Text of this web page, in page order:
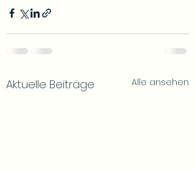
Aktuelle Beiträge Alle ansehen